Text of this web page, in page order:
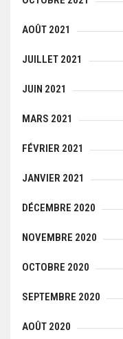
AOÛT 2021
JUILLET 2021
JUIN 2021
MARS 2021
FÉVRIER 2021
JANVIER 2021
DÉCEMBRE 2020
NOVEMBRE 2020
OCTOBRE 2020
SEPTEMBRE 2020
AOÛT 2020